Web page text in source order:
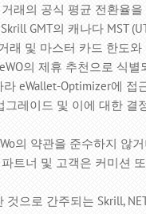
래의 공식 평균 전환율
GMT의 캐나다 MST
및 마스터 카드 한도와
의 제휴 추천으로 식별
eWallet-Optimizer에 접
그레이드 및 이에 대한 결
의 약관을 준수하지 않
트너 및 고객은 커미션
으로 간주되는 Skrill,